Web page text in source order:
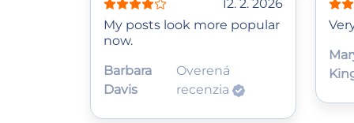
12. 2. 2026
My posts look more popular
now.
Barbara
Davis
Overená
recenzia